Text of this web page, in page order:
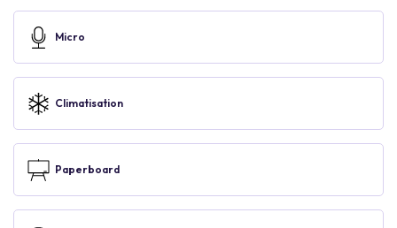
Micro
Climatisation
Paperboard